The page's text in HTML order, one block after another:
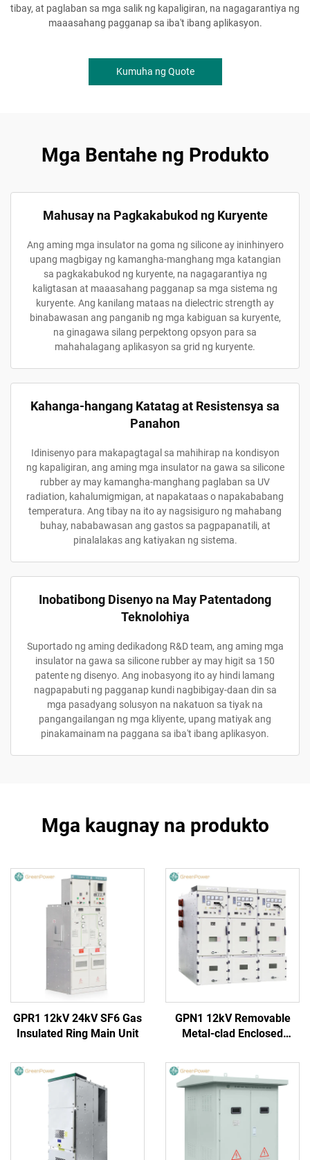
tibay, at paglaban sa mga salik ng kapaligiran, na nagagarantiya ng
maaasahang pagganap sa iba't ibang aplikasyon.
Kumuha ng Quote
Mga Bentahe ng Produkto
Mahusay na Pagkakabukod ng Kuryente
Ang aming mga insulator na goma ng silicone ay ininhinyero
upang magbigay ng kamangha-manghang mga katangian
sa pagkakabukod ng kuryente, na nagagarantiya ng
kaligtasan at maaasahang pagganap sa mga sistema ng
kuryente. Ang kanilang mataas na dielectric strength ay
binabawasan ang panganib ng mga kabiguan sa kuryente,
na ginagawa silang perpektong opsyon para sa
mahahalagang aplikasyon sa grid ng kuryente.
Kahanga-hangang Katatag at Resistensya sa
Panahon
Idinisenyo para makapagtagal sa mahihirap na kondisyon
ng kapaligiran, ang aming mga insulator na gawa sa silicone
rubber ay may kamangha-manghang paglaban sa UV
radiation, kahalumigmigan, at napakataas o napakababang
temperatura. Ang tibay na ito ay nagsisiguro ng mahabang
buhay, nababawasan ang gastos sa pagpapanatili, at
pinalalakas ang katiyakan ng sistema.
Inobatibong Disenyo na May Patentadong
Teknolohiya
Suportado ng aming dedikadong R&D team, ang aming mga
insulator na gawa sa silicone rubber ay may higit sa 150
patente ng disenyo. Ang inobasyong ito ay hindi lamang
nagpapabuti ng pagganap kundi nagbibigay-daan din sa
mga pasadyang solusyon na nakatuon sa tiyak na
pangangailangan ng mga kliyente, upang matiyak ang
pinakamainam na paggana sa iba't ibang aplikasyon.
Mga kaugnay na produkto
GPR1 12kV 24kV SF6 Gas
Insulated Ring Main Unit
GPN1 12kV Removable
Metal-clad Enclosed